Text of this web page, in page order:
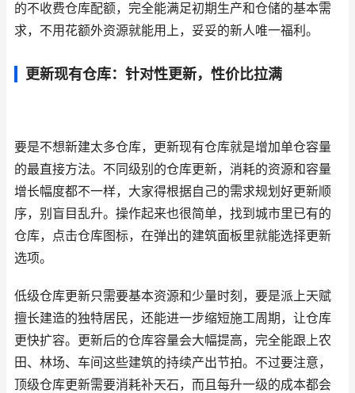
的不收费仓库配额，完全能满足初期生产和仓储的基本需
求，不用花额外资源就能用上，妥妥的新人唯一福利。
更新现有仓库：针对性更新，性价比拉满
要是不想新建太多仓库，更新现有仓库就是增加单仓容量
的最直接方法。不同级别的仓库更新，消耗的资源和容量
增长幅度都不一样，大家得根据自己的需求规划好更新顺
序，别盲目乱升。操作起来也很简单，找到城市里已有的
仓库，点击仓库图标，在弹出的建筑面板里就能选择更新
选项。
低级仓库更新只需要基本资源和少量时刻，要是派上天赋
擅长建造的独特居民，还能进一步缩短施工周期，让仓库
更快扩容。更新后的仓库容量会大幅提高，完全能跟上农
田、林场、车间这些建筑的持续产出节拍。不过要注意，
顶级仓库更新需要消耗补天石，而且每升一级的成本都会